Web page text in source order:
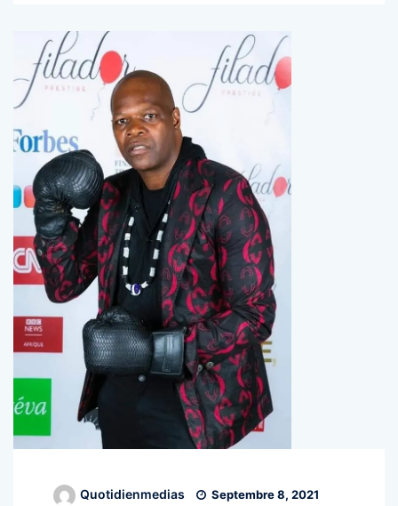
Quotidienmedias Septembre 8, 2021